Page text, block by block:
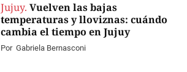
Jujuy. Vuelven las bajas
temperaturas y lloviznas: cuándo
cambia el tiempo en Jujuy
Por Gabriela Bernasconi